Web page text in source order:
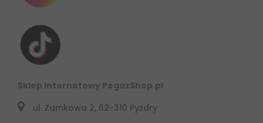
Sklep Internetowy PegazShop.pl
ul. Zamkowa 2, 62-310 Pyzdry